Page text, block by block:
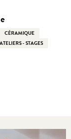
CÉRAMIQUE
- STAGES